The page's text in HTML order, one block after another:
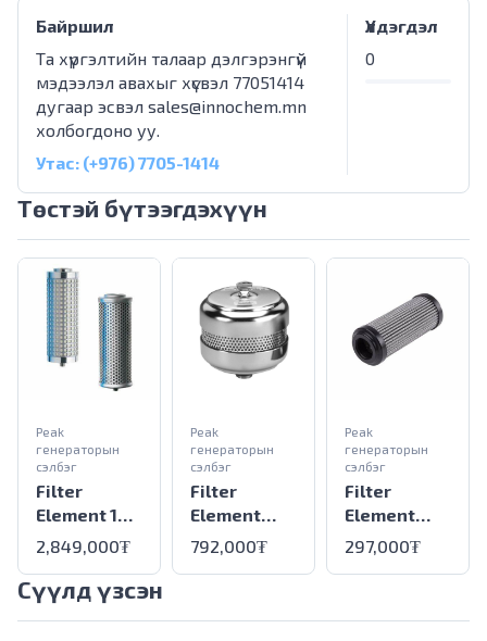
Байршил
Та хүргэлтийн талаар дэлгэрэнгүй
мэдээлэл авахыг хүсвэл 77051414
дугаар эсвэл sales@innochem.mn
холбогдоно уу.
Утас: (+976) 7705-1414
Үлдэгдэл
0
Төстэй бүтээгдэхүүн
Filter
Element 1
um
Coalescing
02-4509
Peak
генераторын
сэлбэг
2,849,000₮
Filter
Element
Exhaust
Cleaner 02-
Peak
генераторын
сэлбэг
792,000₮
Filter
Element
3302275
Peak
генераторын
сэлбэг
297,000₮
Сүүлд үзсэн